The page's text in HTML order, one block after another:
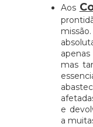
Aos
mas
e
a